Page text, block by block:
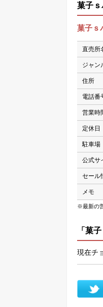
菓子
菓子ｓ
直売所
ジャン
住所
電話番
営業時
定休日
駐車場
公式サ
セール
メモ
※最新の
「菓
現在チ